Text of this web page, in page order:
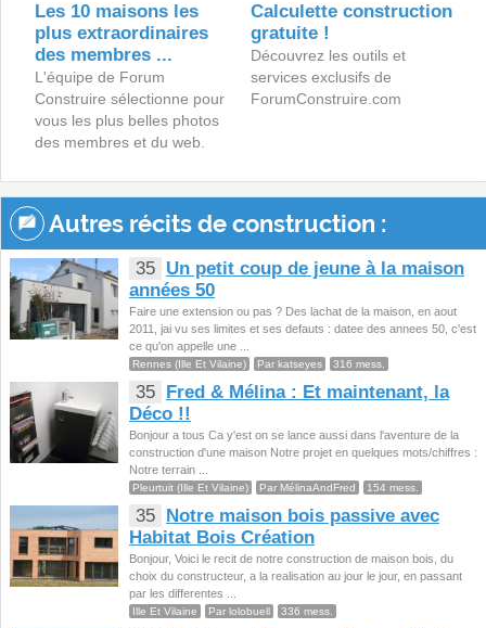
Les 10 maisons les
plus extraordinaires
des membres ...
L'équipe de Forum
Construire sélectionne pour
vous les plus belles photos
des membres et du web.
Calculette construction
gratuite !
Découvrez les outils et
services exclusifs de
ForumConstruire.com
Autres récits de construction :
35 Un petit coup de jeune à la maison
années 50
Faire une extension ou pas ? Des lachat de la maison, en aout
2011, jai vu ses limites et ses defauts : datee des annees 50, c'est
ce qu'on appelle une ...
Rennes (Ille Et Vilaine) Par katseyes 316 mess.
35
Fred & Mélina : Et maintenant, la
Déco !!
Bonjour a tous Ca y'est on se lance aussi dans l'aventure de la
construction d'une maison Notre projet en quelques mots/chiffres :
Notre terrain ...
Pleurtuit (Ille Et Vilaine) Par MélinaAndFred 154 mess.
35
Notre maison bois passive avec
Habitat Bois Création
Bonjour, Voici le recit de notre construction de maison bois, du
choix du constructeur, a la realisation au jour le jour, en passant
par les differentes ...
Ille Et Vilaine Par lolobuell 336 mess.